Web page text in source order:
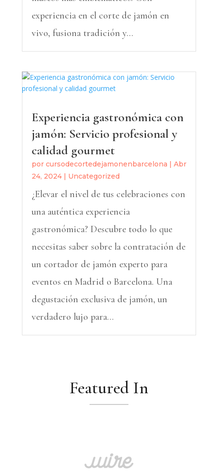
experiencia en el corte de jamón en
vivo, fusiona tradición y...
Experiencia gastronómica con
jamón: Servicio profesional y
calidad gourmet
por cursodecortedejamonenbarcelona | Abr
24, 2024| Uncategorized
¿Elevar el nivel de tus celebraciones con
una auténtica experiencia
gastronómica? Descubre todo lo que
necesitas saber sobre la contratación de
un cortador de jamón experto para
eventos en Madrid o Barcelona. Una
degustación exclusiva de jamón, un
verdadero lujo para...
Featured In